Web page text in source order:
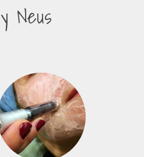
Neus